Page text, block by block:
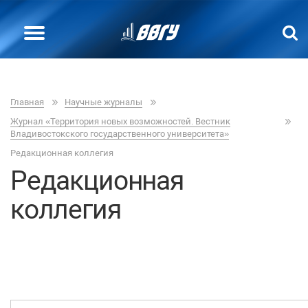
Главная
Научные журналы
Журнал «Территория новых возможностей. Вестник
Владивостокского государственного университета»
Редакционная коллегия
Редакционная
коллегия